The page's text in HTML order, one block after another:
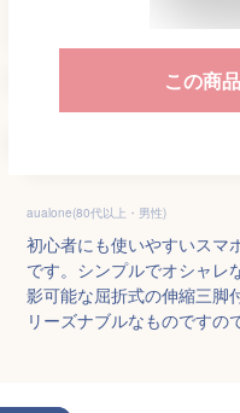
この商
aualone(80代以上・男性)
初心者にも使いやすいスマ
です。シンプルでオシャレ
影可能な屈折式の伸縮三脚
リーズナブルなものですの